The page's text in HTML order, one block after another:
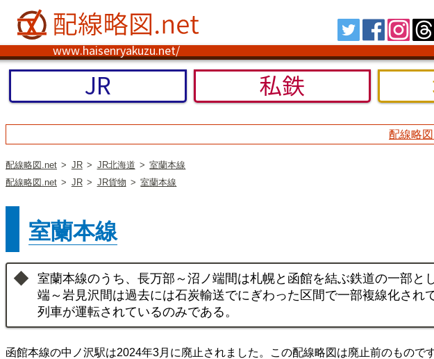
www.haisenryakuzu.net/
Tw FB IG
JR 私鉄
配線略
配線略図.net JR JR北海道
室蘭本線
配線略図.net
JR JR貨物 室蘭本線
室蘭本線
室蘭本線のうち、長万部～沼ノ端間は札幌と函館を結ぶ鉄道の一部と
端～岩見沢間は過去には石炭輸送でにぎわった区間で一部複線化され
列車が運転されているのみである。
函館本線の中ノ沢駅は2024年3月に廃止されました。この配線略図は廃止前のものです